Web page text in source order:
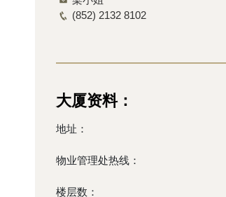
(852) 2132 8102
大厦资料：
地址：
物业管理处热线：
楼层数：